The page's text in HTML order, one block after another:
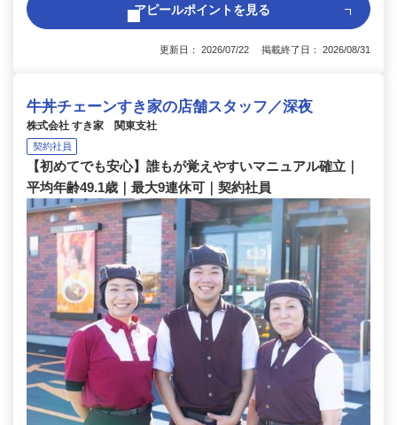
アピールポイントを見る
更新日： 2026/07/22 掲載終了日： 2026/08/31
牛丼チェーンすき家の店舗スタッフ／深夜
株式会社 すき家 関東支社
契約社員
【初めてでも安心】誰もが覚えやすいマニュアル確立｜
平均年齢49.1歳｜最大9連休可｜契約社員